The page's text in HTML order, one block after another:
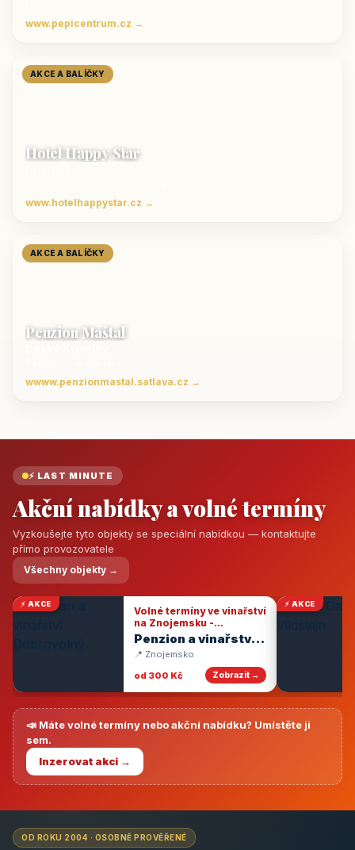
www.pepicentrum.cz →
AKCE A BALÍČKY
Hotel Happy Star
www.hotelhappystar.cz →
AKCE A BALÍČKY
Penzion Maštal
wwww.penzionmastal.satlava.cz →
⚡ LAST MINUTE
Akční nabídky a volné termíny
Vyzkoušejte tyto objekty se speciální nabídkou — kontaktujte
přímo provozovatele
Všechny objekty →
⚡ AKCE
Volné termíny ve vinařství
na Znojemsku -
degustace vín
Penzion a vinařství
Dobrovolný
📍 Znojemsko
od 300 Kč
Zobrazit →
⚡ AKCE
📣 Máte volné termíny nebo akční nabídku? Umístěte ji
sem.
Inzerovat akci →
OD ROKU 2004 · OSOBNĚ PROVĚŘENÉ